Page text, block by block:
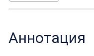
Аннотация